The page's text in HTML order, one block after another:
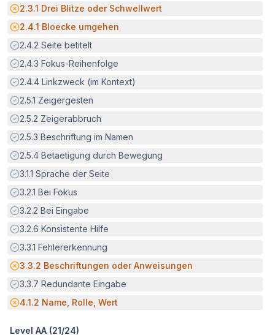
Potenzielle Barriere:
2.3.1 Drei Blitze oder Schwellwert
Potenzielle Barriere:
2.4.1 Bloecke umgehen
Erfüllt:
2.4.2 Seite betitelt
Erfüllt:
2.4.3 Fokus-Reihenfolge
Erfüllt:
2.4.4 Linkzweck (im Kontext)
Erfüllt:
2.5.1 Zeigergesten
Erfüllt:
2.5.2 Zeigerabbruch
Erfüllt:
2.5.3 Beschriftung im Namen
Erfüllt:
2.5.4 Betaetigung durch Bewegung
Erfüllt:
3.1.1 Sprache der Seite
Erfüllt:
3.2.1 Bei Fokus
Erfüllt:
3.2.2 Bei Eingabe
Erfüllt:
3.2.6 Konsistente Hilfe
Erfüllt:
3.3.1 Fehlererkennung
Potenzielle Barriere:
3.3.2 Beschriftungen oder Anweisungen
Erfüllt:
3.3.7 Redundante Eingabe
Potenzielle Barriere:
4.1.2 Name, Rolle, Wert
Level AA (21/24)